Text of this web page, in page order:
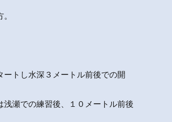
トし水深３メートル前後での開
瀬での練習後、１０メートル前後